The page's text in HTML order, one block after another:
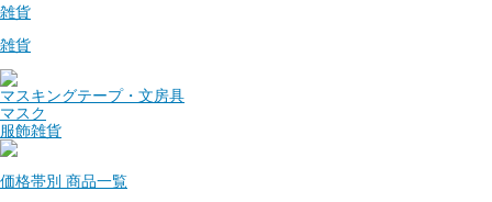
雑貨
雑貨
マスキングテープ・文房具
マスク
服飾雑貨
価格帯別 商品一覧